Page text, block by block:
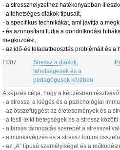
- a stresszhelyzethez hatékonyabban
- a tehetséges diákok típusait,
- a specifikus technikákat, ami javítja a
- és azonosítani tudja a gondolkodási
megküzdést,
- az idő-és feladatbeosztás problémáit és a
E007
Stressz a diákok,
tehetségesek és a
pedagógusok körében
A képzés célja, hogy a képzésben
- a stressz, a kiégés és a pszichológiai
- az összefüggést az életesemények és a
- a testi-lelki betegségek és a stressz közötti
- a társas támogatás szerepét a stresszel
- a munkavégzés és a stressz fontos
- az „A” típusú személyiséget és a